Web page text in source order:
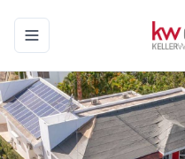
Toggle navigation menu